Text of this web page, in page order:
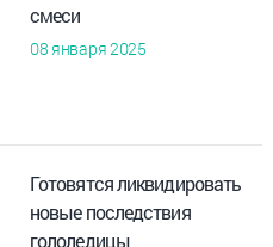
смеси
08 января 2025
Готовятся ликвидировать
новые последствия
гололедицы